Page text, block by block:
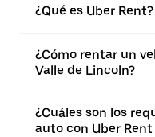
¿Qué es Uber Rent?
¿Cómo rentar un
Valle de Lincoln?
¿Cuáles son los
auto con Uber